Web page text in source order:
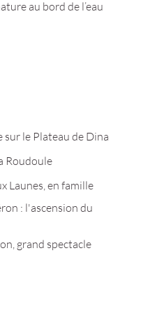
au bord de l’eau
le Plateau de Dina
Roudoule
Launes, en famille
: l'ascension du
grand spectacle